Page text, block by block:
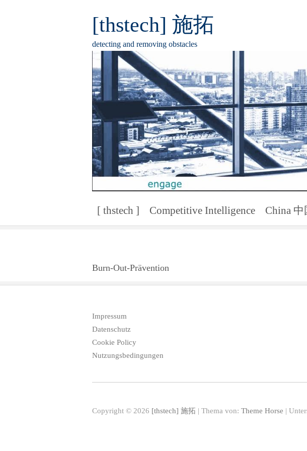
[thstech] 施拓
detecting and removing obstacles
[ thstech ] Competitive Intelligence China
Burn-Out-Prävention
Impressum
Datenschutz
Cookie Policy
Nutzungsbedingungen
Copyright © 2026 [thstech] 施拓 | Thema von: Theme Horse |